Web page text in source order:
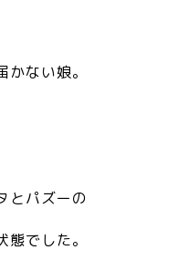
ない娘。
とパズーの
でした。